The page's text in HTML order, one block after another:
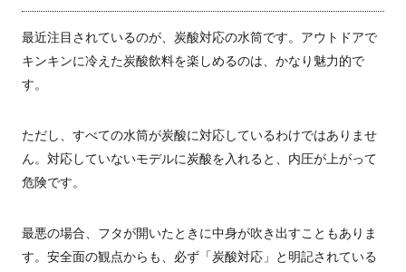
最近注目されているのが、炭酸対応の水筒です。アウトドアで
キンキンに冷えた炭酸飲料を楽しめるのは、かなり魅力的で
す。
ただし、すべての水筒が炭酸に対応しているわけではありませ
ん。対応していないモデルに炭酸を入れると、内圧が上がって
危険です。
最悪の場合、フタが開いたときに中身が吹き出すこともありま
す。安全面の観点からも、必ず「炭酸対応」と明記されている